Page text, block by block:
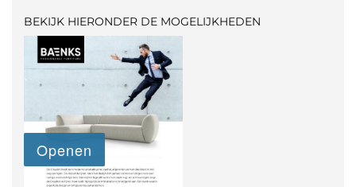
BEKIJK HIERONDER DE MOGELIJKHEDEN